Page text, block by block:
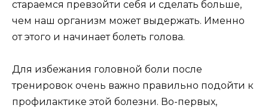
стараемся превзойти себя и сделать больше,
чем наш организм может выдержать. Именно
от этого и начинает болеть голова.
Для избежания головной боли после
тренировок очень важно правильно подойти к
профилактике этой болезни. Во-первых,